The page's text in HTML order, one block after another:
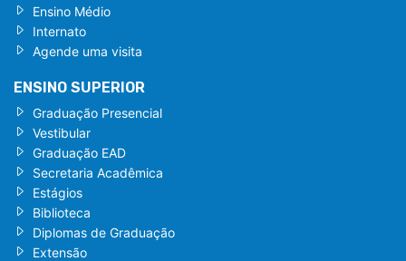
Ensino Médio
Internato
Agende uma visita
ENSINO SUPERIOR
Graduação Presencial
Vestibular
Graduação EAD
Secretaria Acadêmica
Estágios
Biblioteca
Diplomas de Graduação
Extensão